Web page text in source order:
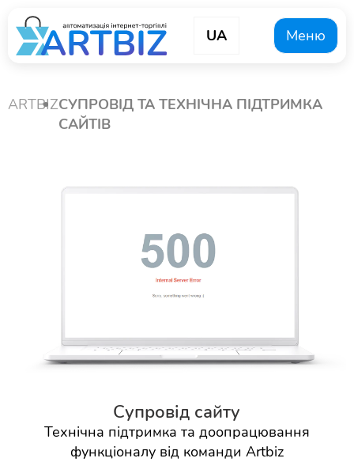
UA Меню
ARTBIZСУПРОВІД ТА ТЕХНІЧНА ПІДТРИМКА
САЙТІВ
Супровід сайту
Технічна підтримка та доопрацювання
функціоналу від команди Artbiz